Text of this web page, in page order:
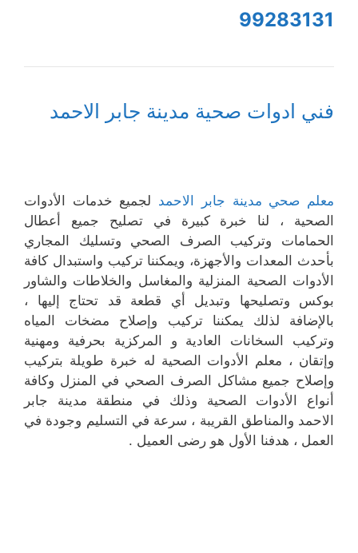
99283131
فني ادوات صحية مدينة جابر الاحمد
معلم صحي مدينة جابر الاحمد لجميع خدمات الأدوات
الصحية ، لنا خبرة كبيرة في تصليح جميع أعطال
الحمامات وتركيب الصرف الصحي وتسليك المجاري
بأحدث المعدات والأجهزة، ويمكننا تركيب واستبدال كافة
الأدوات الصحية المنزلية والمغاسل والخلاطات والشاور
بوكس وتصليحها وتبديل أي قطعة قد تحتاج إليها ،
بالإضافة لذلك يمكننا تركيب وإصلاح مضخات المياه
وتركيب السخانات العادية و المركزية بحرفية ومهنية
وإتقان ، معلم الأدوات الصحية له خبرة طويلة بتركيب
وإصلاح جميع مشاكل الصرف الصحي في المنزل وكافة
أنواع الأدوات الصحية وذلك في منطقة مدينة جابر
الاحمد والمناطق القريبة ، سرعة في التسليم وجودة في
العمل ، هدفنا الأول هو رضى العميل .